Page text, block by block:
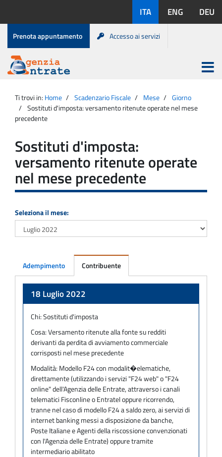
contenuto
disponibili:
ITA ENG DEU
Menu
di
servizio
Prenota appuntamento Accesso ai servizi
Agenzia
Entrate
Apri
menu
principale
Ti trovi in: Home Scadenzario Fiscale Mese
Giorno
Sostituti d'imposta: versamento ritenute operate nel mese
precedente
Sostituti d'imposta:
versamento ritenute operate
nel mese precedente
Seleziona il mese:
Adempimento Contribuente
18 Luglio 2022
Chi:Sostituti d'imposta
Cosa:Versamento ritenute alla fonte su redditi
derivanti da perdita di avviamento commerciale
corrisposti nel mese precedente
Modalità: Modello F24 con modalit�elematiche,
direttamente (utilizzando i servizi "F24 web" o "F24
online" dell'Agenzia delle Entrate, attraverso i canali
telematici Fisconline o Entratel oppure ricorrendo,
tranne nel caso di modello F24 a saldo zero, ai servizi di
internet banking messi a disposizione da banche,
Poste Italiane e Agenti della riscossione convenzionati
con l'Agenzia delle Entrate) oppure tramite
intermediario abilitato